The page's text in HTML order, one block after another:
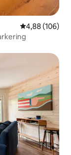
4,88 ud af 5 i
4,88 (106)